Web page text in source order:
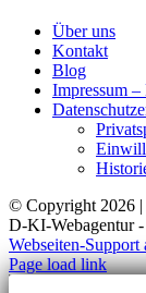
Über uns
Kontakt
Blog
Impressum
© Copyright 2026
D-KI-Webagentur
Webseiten-Support
Page load link